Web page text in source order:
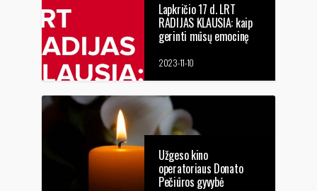
Lapkričio 17 d. LRT
RADIJAS KLAUSIA: kaip
gerinti mūsų emocinę
2023-11-10
Užgeso kino
operatoriaus Donato
Pečiūros gyvybė